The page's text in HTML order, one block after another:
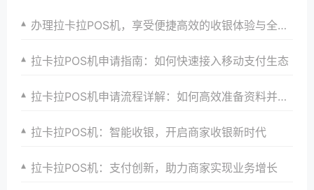
办理拉卡拉POS机，享受便捷高效的收银体验与全方位服务
拉卡拉POS机申请指南：如何快速接入移动支付生态
拉卡拉POS机申请流程详解：如何高效准备资料并通过审核
拉卡拉POS机：智能收银，开启商家收银新时代
拉卡拉POS机：支付创新，助力商家实现业务增长